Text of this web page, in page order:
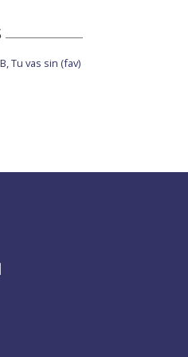
Tu vas sin (fav)